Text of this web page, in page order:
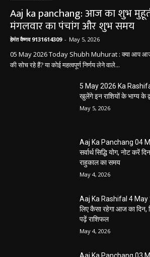
Aaj ka panchang: आज का शुभ
मंगलवार का पंचांग और शुभ समय
हेमंत वैष्णव 9131614309 - May 5, 2026
05 May 2026 Today Shubh Muhurat : क्या आप
की सोच रहे हैं? या कोई महत्वपूर्ण निर्णय लेने वाले...
5 May 2026 Ka
खुलेंगे इन राशियों के भाग्य के
May 5, 2026
Aaj Ka Panchang 04
सर्वार्थ सिद्धि योग, नोट
राहुकाल का समय
May 4, 2026
Aaj Ka Rashifal 4 May
लिए कैसा रहेगा आज का दिन,
पढ़ें राशिफल
May 4, 2026
Aaj Ka Panchang 03